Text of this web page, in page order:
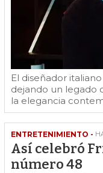
El diseñador
dejando un legado
la elegancia
ENTRETENIMIENTO -
Así celebró
número 48